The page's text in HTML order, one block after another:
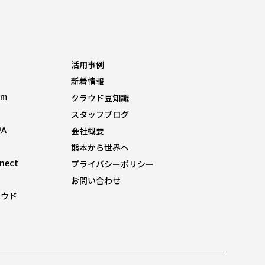
ド
活用事例
新着情報
クラウド豆知識
スタッフブログ
会社概要
熊本から世界へ
プライバシーポリシー
お問い合わせ